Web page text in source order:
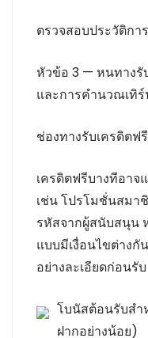
ตรวจสอบประวัติกา
หัวข้อ 3 — หนทางรั
และการคำนวณเทิ
ช่องทางรับเครดิตฟ
เครดิตฟรีบางทีอาจ
เช่น โปรโมชั่นสมา
รหัสจากผู้สนับสนุน
แบบมีเงื่อนไขต่าง
อย่างละเอียดก่อนรับ
โบนัสต้อนรับสำ
ฝากอย่างน้อย)